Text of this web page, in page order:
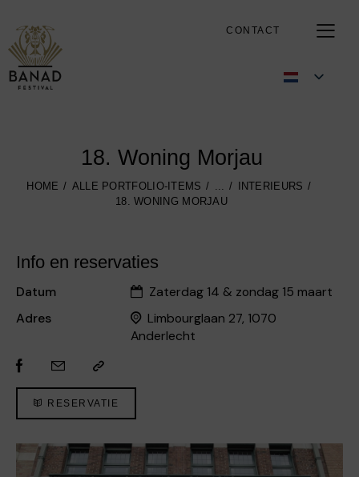
CONTACT
18. Woning Morjau
HOME ALLE PORTFOLIO-ITEMS
INTERIEURS
18. WONING MORJAU
Info en reservaties
Datum
Zaterdag 14 & zondag 15 maart
Adres
Limbourglaan 27, 1070
Anderlecht
RESERVATIE